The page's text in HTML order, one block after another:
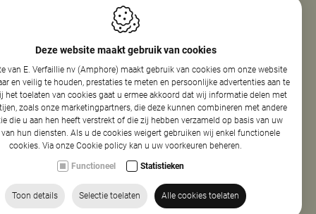
Nv (Amphore)
50
Openingsuren
Maandag
08:00 - 18:00
Dinsdag
13:30 - 17:30
Woensdag
08:00 - 12:30
13:30 - 17:30
Donderdag
08:00 - 12:30
13:30 - 17:30
Vrijdag
08:00 - 13:30
Deze website maakt gebruik van cookies
van E. Verfaillie nv (Amphore) maakt gebruik van cookies om onze website
en veilig te houden, prestaties te meten en persoonlijke advertenties aan te
het toelaten van cookies gaat u ermee akkoord dat wij informatie delen met
zoals onze marketingpartners, die deze kunnen combineren met andere
die u aan hen heeft verstrekt of die zij hebben verzameld op basis van uw
hun diensten. Als u de cookies weigert gebruiken wij enkel functionele
cookies. Via onze Cookie policy kan u uw voorkeuren beheren.
Functioneel Statistieken
Toon details Selectie toelaten Alle cookies toelaten